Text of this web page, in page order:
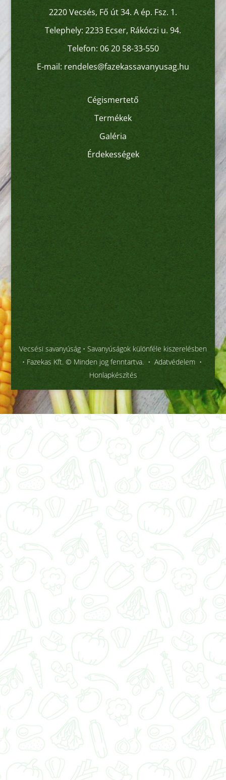
2220 Vecsés, Fő út 34. A ép. Fsz. 1.
Telephely: 2233 Ecser, Rákóczi u. 94.
Telefon: 06 20 58-33-550
E-mail: rendeles@fazekassavanyusag.hu
Cégismertető
Termékek
Galéria
Érdekességek
Vecsési savanyúság • Savanyúságok különféle kiszerelésben
• Fazekas Kft. © Minden jog fenntartva. • Adatvédelem •
Honlapkészítés